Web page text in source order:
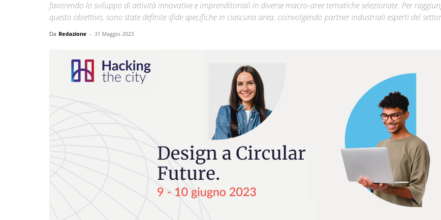
Città
favorendo lo sviluppo di attività innovative e imprenditoriali in diverse macro-aree tematiche selezionate. Per
questo obiettivo, sono state definite sfide specifiche in ciascuna area, coinvolgendo partner industriali esperti del
Da Redazione - 31 Maggio 2023